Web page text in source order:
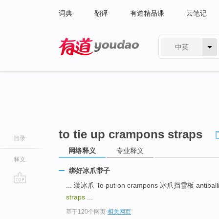
词典 翻译 有道精品课 云笔记
中英
目录
释义
to tie up crampons straps
网络释义 专业释义
绑好冰爪带子
... 装冰爪 To put on crampons 冰爪挡雪板
straps
基于120个网页-相关网页